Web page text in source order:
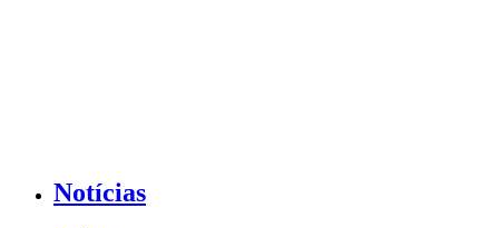
Notícias